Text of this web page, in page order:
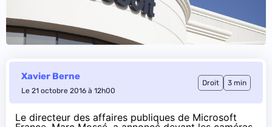
Xavier Berne
Le 21 octobre 2016 à 12h00
Droit 3 min
Le directeur des affaires publiques de Microsoft